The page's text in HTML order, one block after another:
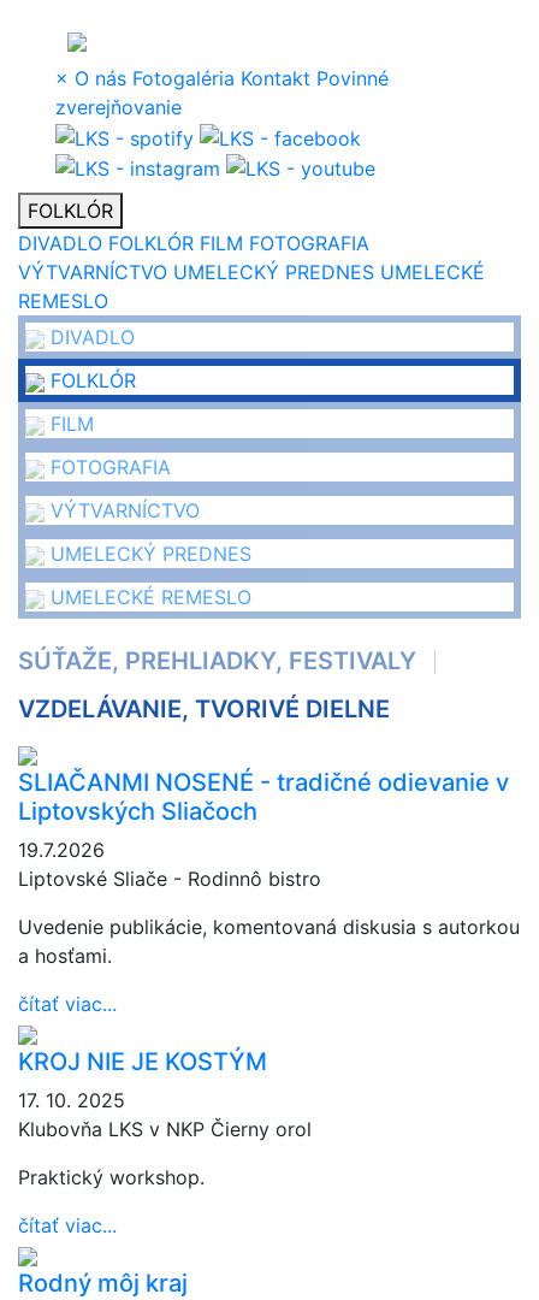
× O nás Fotogaléria Kontakt Povinné
zverejňovanie
FOLKLÓR
DIVADLO FOLKLÓR FILM FOTOGRAFIA
VÝTVARNÍCTVO UMELECKÝ PREDNES UMELECKÉ
REMESLO
DIVADLO
FOLKLÓR
FILM
FOTOGRAFIA
VÝTVARNÍCTVO
UMELECKÝ PREDNES
UMELECKÉ REMESLO
SÚŤAŽE, PREHLIADKY, FESTIVALY
VZDELÁVANIE, TVORIVÉ DIELNE
SLIAČANMI NOSENÉ - tradičné odievanie v
Liptovských Sliačoch
19.7.2026
Liptovské Sliače - Rodinnô bistro
Uvedenie publikácie, komentovaná diskusia s autorkou
a hosťami.
čítať viac...
KROJ NIE JE KOSTÝM
17. 10. 2025
Klubovňa LKS v NKP Čierny orol
Praktický workshop.
čítať viac...
Rodný môj kraj